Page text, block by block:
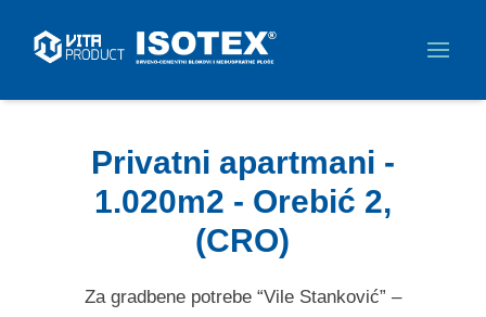
Privatni apartmani -
1.020m2 - Orebić 2,
(CRO)
Za gradbene potrebe “Vile Stanković” –